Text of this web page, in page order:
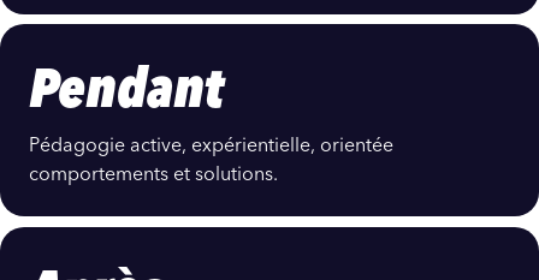
Pendant
Pédagogie active, expérientielle, orientée
comportements et solutions.